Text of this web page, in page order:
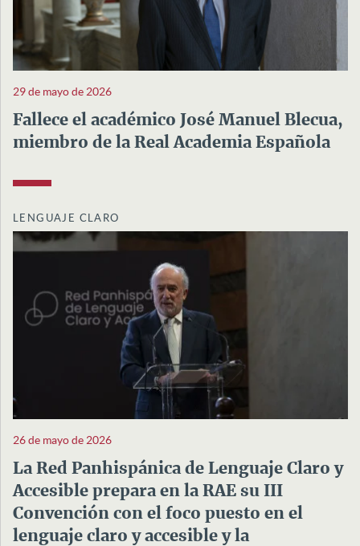
29 de mayo de 2026
Fallece el académico José Manuel Blecua,
miembro de la Real Academia Española
LENGUAJE CLARO
26 de mayo de 2026
La Red Panhispánica de Lenguaje Claro y
Accesible prepara en la RAE su III
Convención con el foco puesto en el
lenguaje claro y accesible y la